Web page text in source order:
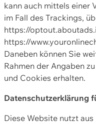
kann auch mittels einer
im Fall des Trackings,
https://
https://
Daneben können Sie
Rahmen der Angaben
und Cookies erhalten.
Datenschutzerklärung
Diese Website nutzt